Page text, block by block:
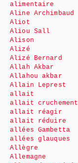
alimentaire
Aline Archimbaud
Aliot
Aliou Sall
Alison
Alizé
Alizé Bernard
Allah Akbar
Allahou akbar
Allain Leprest
allait
allait cruchement
allait réagir
allait réduire
allées Gambetta
allées glauques
Allègre
Allemagne